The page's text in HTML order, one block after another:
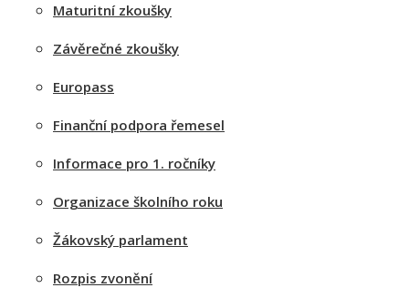
Maturitní zkoušky
Závěrečné zkoušky
Europass
Finanční podpora řemesel
Informace pro 1. ročníky
Organizace školního roku
Žákovský parlament
Rozpis zvonění